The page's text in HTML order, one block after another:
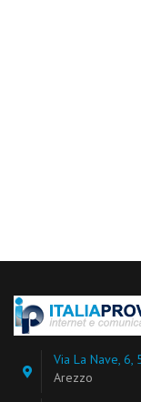
Via La Nave, 6,
Arezzo